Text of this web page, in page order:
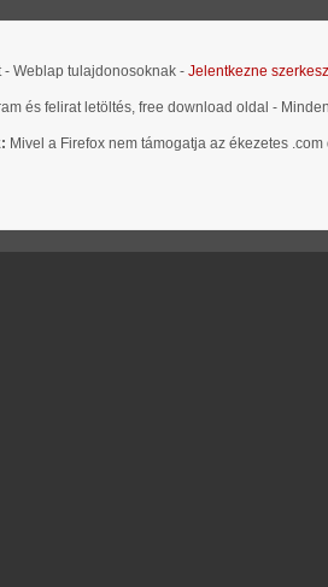
Weblap tulajdonosoknak - Jelentkezne
és felirat letöltés, free download oldal -
Mivel a Firefox nem támogatja az ékezetes